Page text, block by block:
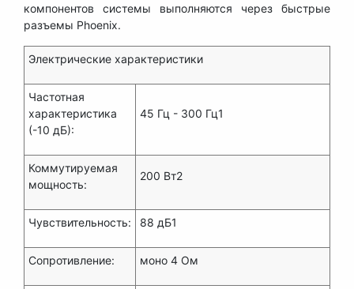
компонентов системы выполняются через быстрые
разъемы Phoenix.
Электрические характеристики
Частотная
характеристика
(-10 дБ):
45 Гц - 300 Гц1
Коммутируемая
мощность:
200 Вт2
Чувствительность: 88 дБ1
Сопротивление: моно 4 Ом